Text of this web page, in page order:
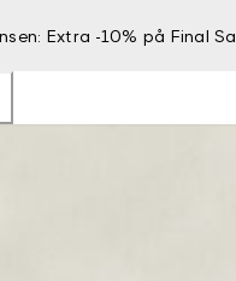
Extra -10% på Final